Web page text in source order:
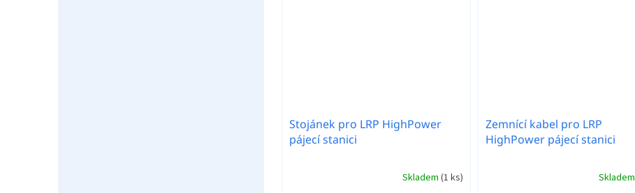
Stojánek pro LRP HighPower
pájecí stanici
Skladem (1 ks)
Zemnící kabel pro LRP
HighPower pájecí stanici
Skladem